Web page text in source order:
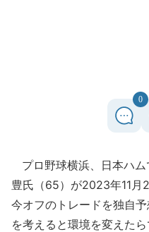
0
プロ野球横浜、日本ハ
豊氏（65）が2023年11月
今オフのトレードを独自
を考えると環境を変えた